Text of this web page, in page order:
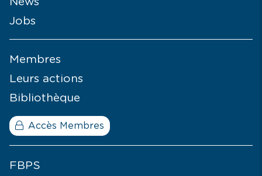
News
Jobs
Membres
Leurs actions
Bibliothèque
Accès Membres
FBPS